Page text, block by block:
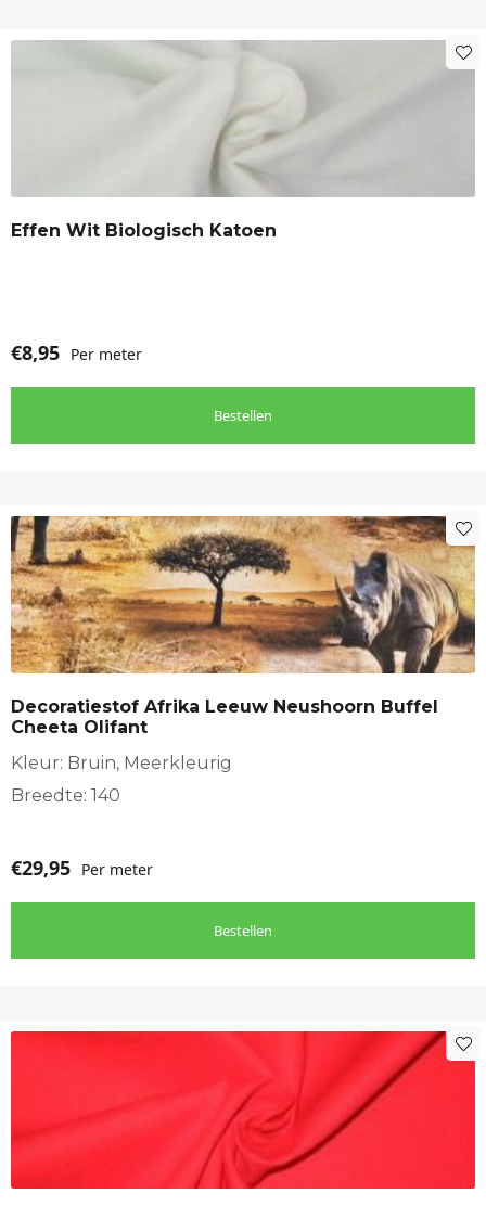
Effen Wit Biologisch Katoen
€8,95 Per meter
Bestellen
Decoratiestof Afrika Leeuw Neushoorn Buffel
Cheeta Olifant
Kleur: Bruin, Meerkleurig
Breedte: 140
€29,95 Per meter
Bestellen